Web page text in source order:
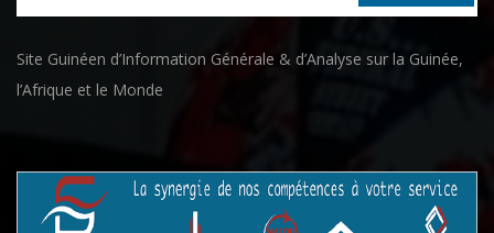
Site Guinéen d’Information Générale & d’Analyse sur la Guinée,
l’Afrique et le Monde